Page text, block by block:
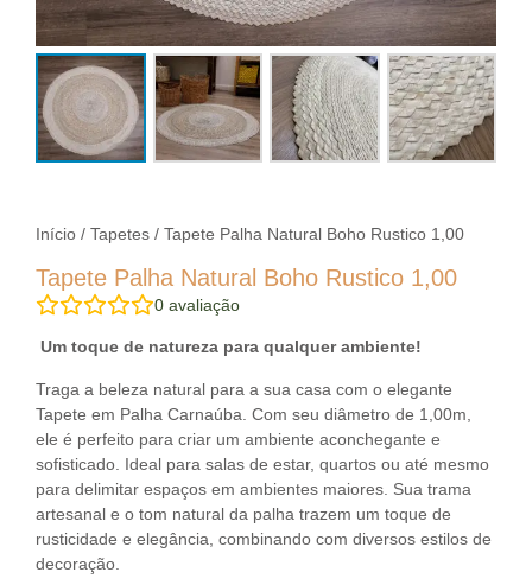
Início / Tapetes / Tapete Palha Natural Boho Rustico 1,00
Tapete Palha Natural Boho Rustico 1,00
0 avaliação
Um toque de natureza para qualquer ambiente!
Traga a beleza natural para a sua casa com o elegante
Tapete em Palha Carnaúba. Com seu diâmetro de 1,00m,
ele é perfeito para criar um ambiente aconchegante e
sofisticado. Ideal para salas de estar, quartos ou até mesmo
para delimitar espaços em ambientes maiores. Sua trama
artesanal e o tom natural da palha trazem um toque de
rusticidade e elegância, combinando com diversos estilos de
decoração.